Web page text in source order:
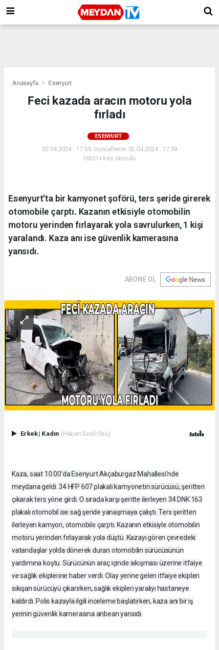
Anasayfa Esenyurt
Feci kazada aracın motoru yola
fırladı
ESENYURT
02.04.2024 - 17:59, Güncelleme: 02.04.2024 - 17:59
16351+ kez okundu.
Esenyurt'ta bir kamyonet şoförü, ters şeride girerek
otomobile çarptı. Kazanın etkisiyle otomobilin
motoru yerinden fırlayarak yola savrulurken, 1 kişi
yaralandı. Kaza anı ise güvenlik kamerasına
yansıdı.
ABONE OL
Erkek| Kadın (Haberi Sesli Oku)
Kaza, saat 10.00’da Esenyurt Akçaburgaz Mahallesi’nde
meydana geldi. 34 HFP 607 plakalı kamyonetin sürücüsü, şeritten
çıkarak ters yöne girdi. O sırada karşı şeritte ilerleyen 34 DNK 163
plakalı otomobil ise sağ şeride yanaşmaya çalıştı. Ters şeritten
ilerleyen kamyon, otomobile çarptı. Kazanın etkisiyle otomobilin
motoru yerinden fırlayarak yola düştü. Kazayı gören çevredeki
vatandaşlar yolda dönerek duran otomobilin sürücüsünün
yardımına koştu. Sürücünün araç içinde sıkışması üzerine itfaiye
ve sağlık ekiplerine haber verdi. Olay yerine gelen itfaiye ekipleri
sıkışan sürücüyü çıkarırken, sağlık ekipleri yaralıyı hastaneye
kaldırdı. Polis kazayla ilgili inceleme başlatırken, kaza anı bir iş
yerinin güvenlik kamerasına anbean yansıdı.